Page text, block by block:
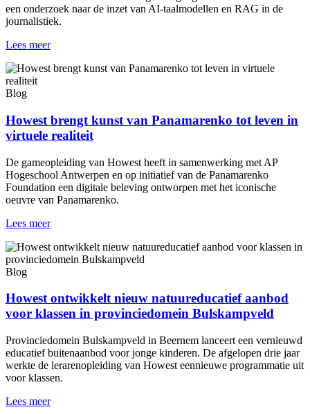
een onderzoek naar de inzet van AI-taalmodellen en RAG in de
journalistiek.
Lees meer
Blog
Howest brengt kunst van Panamarenko tot leven in
virtuele realiteit
De gameopleiding van Howest heeft in samenwerking met AP
Hogeschool Antwerpen en op initiatief van de Panamarenko
Foundation een digitale beleving ontworpen met het iconische
oeuvre van Panamarenko.
Lees meer
Blog
Howest ontwikkelt nieuw natuureducatief aanbod
voor klassen in provinciedomein Bulskampveld
Provinciedomein Bulskampveld in Beernem lanceert een vernieuwd
educatief buitenaanbod voor jonge kinderen. De afgelopen drie jaar
werkte de lerarenopleiding van Howest eennieuwe programmatie uit
voor klassen.
Lees meer